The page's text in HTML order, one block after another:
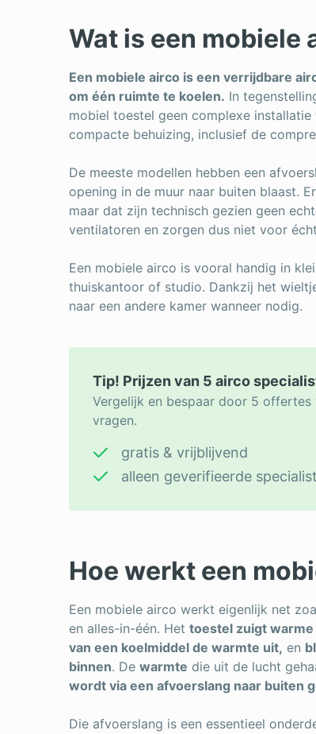
Wat is een mobiele
Een mobiele airco is een verrijdbare
om één ruimte te koelen. In
mobiel toestel geen complexe
compacte behuizing, inclusief de
De meeste modellen hebben een
opening in de muur naar buiten blaast.
maar dat zijn technisch gezien geen
ventilatoren en zorgen dus niet voor
Een mobiele airco is vooral handig in
thuiskantoor of studio. Dankzij het
naar een andere kamer wanneer nodig.
Tip! Prijzen van 5 airco
Vergelijk en bespaar door 5
vragen.
gratis & vrijblijvend
alleen geverifieerde
Hoe werkt een
Een mobiele airco werkt eigenlijk net
en alles-in-één. Het toestel zuigt
van een koelmiddel de warmte uit, en
binnen. De warmte die uit de lucht
wordt via een afvoerslang naar buiten
Die afvoerslang is een essentieel